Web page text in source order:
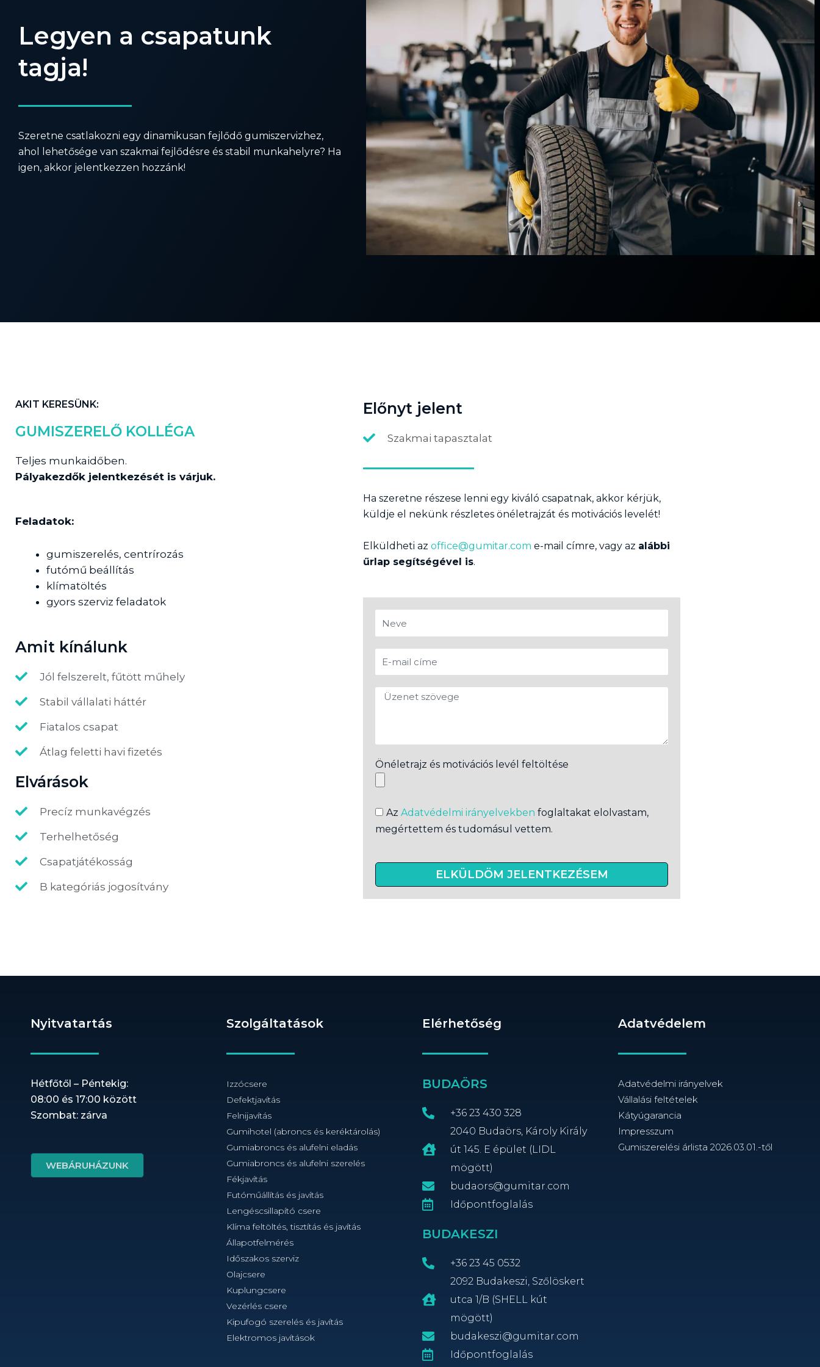
Legyen a csapatunk
tagja!
Szeretne csatlakozni egy dinamikusan fejlődő gumiszervizhez,
ahol lehetősége van szakmai fejlődésre és stabil munkahelyre? Ha
igen, akkor jelentkezzen hozzánk!
AKIT KERESÜNK:
GUMISZERELŐ KOLLÉGA
Teljes munkaidőben.
Pályakezdők jelentkezését is várjuk.
Feladatok:
gumiszerelés, centrírozás
futómű beállítás
klímatöltés
gyors szerviz feladatok
Amit kínálunk
Jól felszerelt, fűtött műhely
Stabil vállalati háttér
Fiatalos csapat
Átlag feletti havi fizetés
Elvárások
Precíz munkavégzés
Terhelhetőség
Csapatjátékosság
B kategóriás jogosítvány
Előnyt jelent
Szakmai tapasztalat
Ha szeretne részese lenni egy kiváló csapatnak, akkor kérjük,
küldje el nekünk részletes önéletrajzát és motivációs levelét!
Elküldheti az office@gumitar.com e-mail címre, vagy az alábbi
űrlap segítségével is.
Önéletrajz és motivációs levél feltöltése
Az Adatvédelmi irányelvekben foglaltakat elolvastam,
megértettem és tudomásul vettem.
ELKÜLDÖM JELENTKEZÉSEM
Nyitvatartás
Hétfőtől – Péntekig:
08:00 és 17:00 között
Szombat: zárva
WEBÁRUHÁZUNK
Szolgáltatások
Izzócsere
Defektjavítás
Felnijavítás
Gumihotel (abroncs és keréktárolás)
Gumiabroncs és alufelni eladás
Gumiabroncs és alufelni szerelés
Fékjavítás
Futóműállítás és javítás
Lengéscsillapító csere
Klíma feltöltés, tisztítás és javítás
Állapotfelmérés
Időszakos szerviz
Olajcsere
Kuplungcsere
Vezérlés csere
Kipufogó szerelés és javítás
Elektromos javítások
Elérhetőség
BUDAÖRS
+36 23 430 328
2040 Budaörs, Károly Király
út 145. E épület (LIDL
mögött)
budaors@gumitar.com
Időpontfoglalás
BUDAKESZI
+36 23 45 0532
2092 Budakeszi, Szőlöskert
utca 1/B (SHELL kút
mögött)
budakeszi@gumitar.com
Időpontfoglalás
Adatvédelem
Adatvédelmi irányelvek
Vállalási feltételek
Kátyúgarancia
Impresszum
Gumiszerelési árlista 2026.03.01.-től